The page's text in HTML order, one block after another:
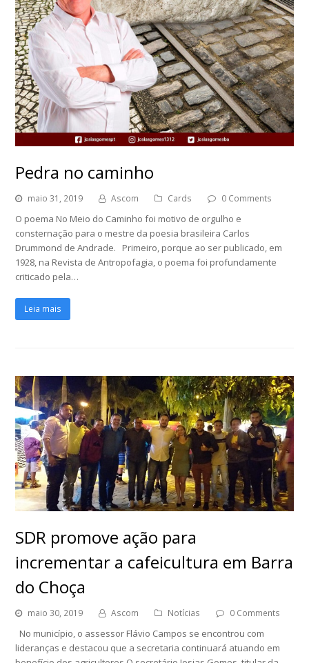
Pedra no caminho
maio 31, 2019 Ascom Cards 0 Comments
O poema No Meio do Caminho foi motivo de orgulho e
consternação para o mestre da poesia brasileira Carlos
Drummond de Andrade. Primeiro, porque ao ser publicado, em
1928, na Revista de Antropofagia, o poema foi profundamente
criticado pela…
Leia mais
SDR promove ação para
incrementar a cafeicultura em Barra
do Choça
maio 30, 2019 Ascom Notícias 0 Comments
No município, o assessor Flávio Campos se encontrou com
lideranças e destacou que a secretaria continuará atuando em